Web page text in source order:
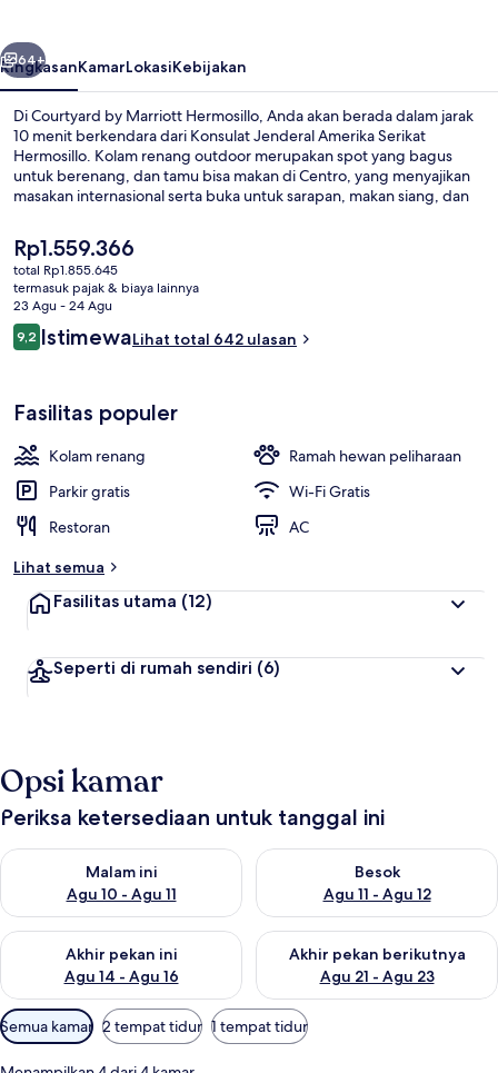
Berikutnya
64+
RingkasanKamarLokasiKebijakan
Di Courtyard by Marriott Hermosillo, Anda akan berada dalam jarak
10 menit berkendara dari Konsulat Jenderal Amerika Serikat
Hermosillo. Kolam renang outdoor merupakan spot yang bagus
untuk berenang, dan tamu bisa makan di Centro, yang menyajikan
masakan internasional serta buka untuk sarapan, makan siang, dan
toko roti/camilan adalah keunggulan lainnya.
Harga
saat
ini
Rp1.559.366
Rp1.559.366
total Rp1.855.645
termasuk pajak & biaya lainnya
23 Agu - 24 Agu
Ulasan
9,29,2 dari 10
IstimewaLihat total 642 ulasan
Fasilitas populer
Kolam renang
Ramah hewan peliharaan
Parkir gratis
Wi-Fi Gratis
Restoran
AC
Lihat semua
Fasilitas utama (12)
Seperti di rumah sendiri (6)
Opsi kamar
Periksa ketersediaan untuk tanggal ini
Malam ini
Agu 10 - Agu 11
Periksa ketersediaan untuk malam ini Agu 10 - Agu 11
Besok
Agu 11 - Agu 12
Periksa ketersediaan untuk
Akhir pekan ini
Agu 14 - Agu 16
Periksa ketersediaan untuk akhir pekan ini Agu 14 - Agu 16
Akhir pekan berikutnya
Agu 21 - Agu 23
Periksa ketersediaan untuk
Filter
tersedia
untuk
Semua kamar 2 tempat tidur 1 tempat tidur